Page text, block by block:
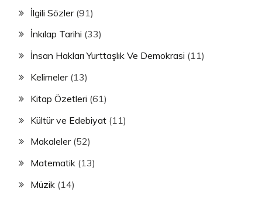
İlgili Sözler(91)
İnkılap Tarihi (33)
İnsan Hakları Yurttaşlık Ve Demokrasi (11)
Kelimeler(13)
Kitap Özetleri (61)
Kültür ve Edebiyat (11)
Makaleler(52)
Matematik (13)
Müzik (14)